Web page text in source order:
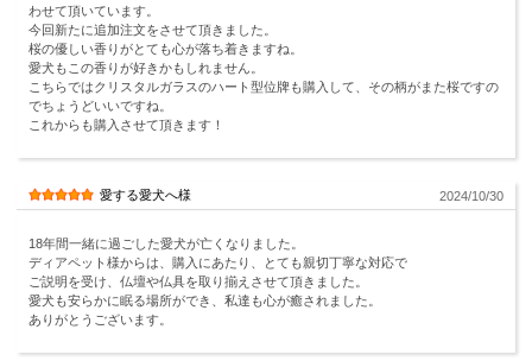
わせて頂いています。
今回新たに追加注文をさせて頂きました。
桜の優しい香りがとても心が落ち着きますね。
愛犬もこの香りが好きかもしれません。
こちらではクリスタルガラスのハート型位牌も購入して、その柄がまた桜ですの
でちょうどいいですね。
これからも購入させて頂きます！
愛する愛犬へ様 2024/10/30
18年間一緒に過ごした愛犬が亡くなりました。
ディアペット様からは、購入にあたり、とても親切丁寧な対応で
ご説明を受け、仏壇や仏具を取り揃えさせて頂きました。
愛犬も安らかに眠る場所ができ、私達も心が癒されました。
ありがとうございます。